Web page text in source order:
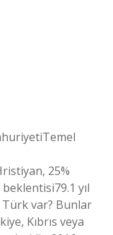
25%
yıl
Türk var? Bunlar
Kıbrıs veya